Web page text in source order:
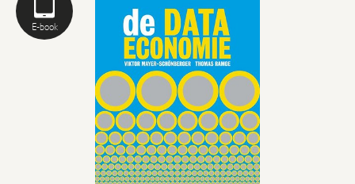
E-book